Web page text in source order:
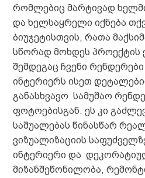
რომლებიც მარტივად
და ხელსაყრელი იქნება
ბიუჯეტისთვის, რათა
სწორად მოხდეს პროექტის
შემდეგაც ჩვენი
ინტერიერს ისეთ
განასხვავო სამუშაო
ფოტოებისგან. ეს კი
საშუალებას წინასწარ
ვიზუალიზაციის
ინტერიერი და
მიზანშეწონილობა,